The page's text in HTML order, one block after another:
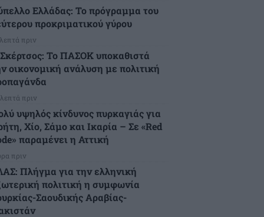
Ελλάδας: Το πρόγραμμα του
προκριματικού γύρου
πριν
Το ΠΑΣΟΚ υποκαθιστά
οικονομική ανάλυση με πολιτική
πριν
υψηλός κίνδυνος πυρκαγιάς για
Χίο, Σάμο και Ικαρία – Σε «Red
παραμένει η Αττική
πριν
Πλήγμα για την ελληνική
πολιτική η συμφωνία
Σαουδικής Αραβίας-